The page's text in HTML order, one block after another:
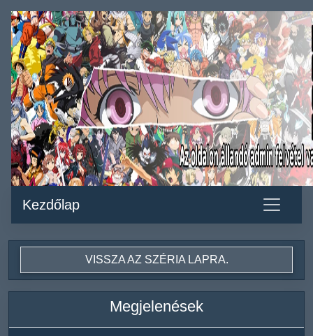
Kezdőlap
VISSZA AZ SZÉRIA LAPRA.
Megjelenések